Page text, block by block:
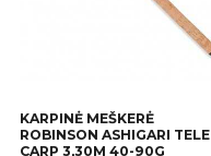
KARPINĖ MEŠKERĖ
ROBINSON ASHIGARI TELE
CARP 3,30M 40-90G